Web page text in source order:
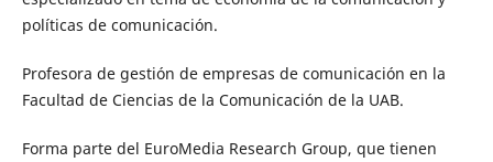
políticas de comunicación.
Profesora de gestión de empresas de comunicación en la
Facultad de Ciencias de la Comunicación de la UAB.
Forma parte del EuroMedia Research Group, que tienen